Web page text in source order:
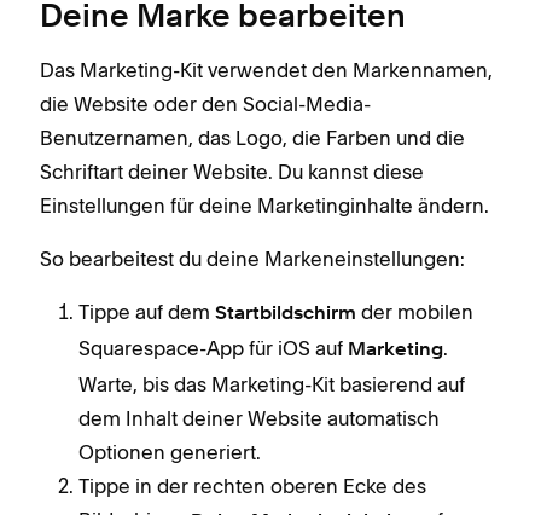
Deine Marke bearbeiten
Das Marketing-Kit verwendet den Markennamen,
die Website oder den Social-Media-
Benutzernamen, das Logo, die Farben und die
Schriftart deiner Website. Du kannst diese
Einstellungen für deine Marketinginhalte ändern.
So bearbeitest du deine Markeneinstellungen:
Tippe auf dem Startbildschirm der mobilen
Squarespace-App für iOS auf Marketing.
Warte, bis das Marketing-Kit basierend auf
dem Inhalt deiner Website automatisch
Optionen generiert.
Tippe in der rechten oberen Ecke des